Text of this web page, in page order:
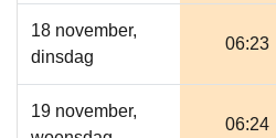
18 november,
dinsdag
06:23
19 november,
06:24